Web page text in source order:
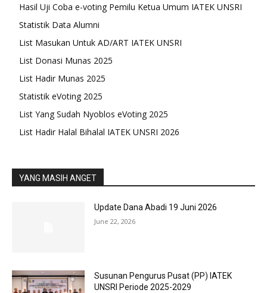
Hasil Uji Coba e-voting Pemilu Ketua Umum IATEK UNSRI
Statistik Data Alumni
List Masukan Untuk AD/ART IATEK UNSRI
List Donasi Munas 2025
List Hadir Munas 2025
Statistik eVoting 2025
List Yang Sudah Nyoblos eVoting 2025
List Hadir Halal Bihalal IATEK UNSRI 2026
YANG MASIH ANGET
Update Dana Abadi 19 Juni 2026
June 22, 2026
Susunan Pengurus Pusat (PP) IATEK
UNSRI Periode 2025-2029